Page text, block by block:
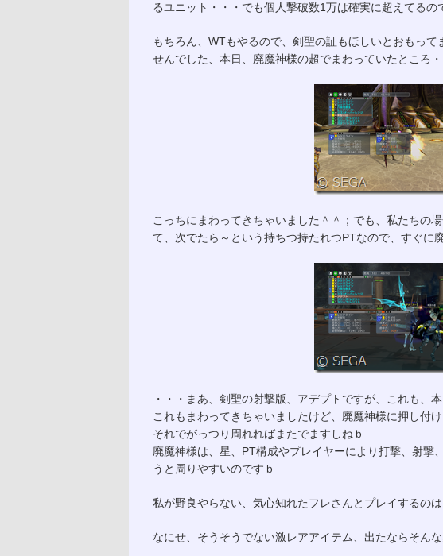
るユニット・・・でも個人撃破数1万は確実に超えてるの
もちろん、WTもやるので、剣聖の証もほしいとおもっ
せんでした、本日、廃魔神様の超でまわっていたところ
こっちにまわってきちゃいました＾＾；でも、私たちの
て、次でたら～という持ちつ持たれつPTなので、すぐに
・・・まあ、剣聖の射撃版、アデプトですが、これも、本
これもまわってきちゃいましたけど、廃魔神様に押し付
それでがっつり周れればまたでますしねｂ
廃魔神様は、星、PT構成やプレイヤーにより打撃、射撃
うと周りやすいのですｂ
私が野良やらない、気心知れたフレさんとプレイするの
なにせ、そうそうでない激レアアイテム、出たならそん